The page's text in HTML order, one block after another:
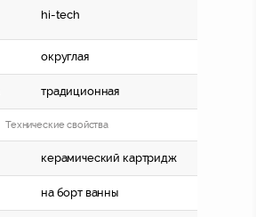
hi-tech
округлая
традиционная
Технические свойства
керамический картридж
на борт ванны